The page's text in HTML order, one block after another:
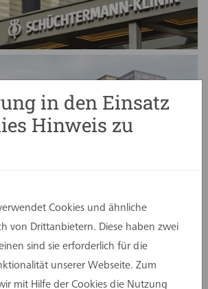
in den Einsatz
Hinweis zu
Cookies und ähnliche
von Drittanbietern. Diese haben zwei
sind sie erforderlich für die
unserer Webseite. Zum
mit Hilfe der Cookies die Nutzung